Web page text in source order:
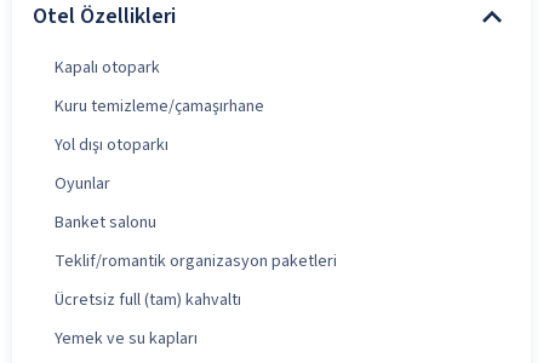
Otel Özellikleri
Kapalı otopark
Kuru temizleme/çamaşırhane
Yol dışı otoparkı
Oyunlar
Banket salonu
Teklif/romantik organizasyon paketleri
Ücretsiz full (tam) kahvaltı
Yemek ve su kapları